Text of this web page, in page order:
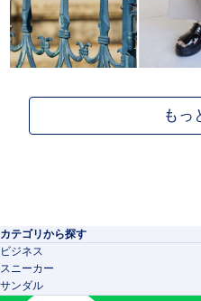
カテゴリから探す
ビジネス
スニーカー
サンダル